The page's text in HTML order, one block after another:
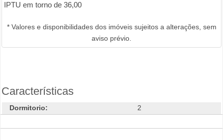
IPTU em torno de 36,00
* Valores e disponibilidades dos imóveis sujeitos a alterações, sem
aviso prévio.
Características
Dormitorio: 2